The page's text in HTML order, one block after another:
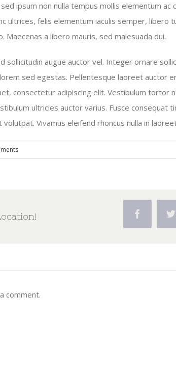
ipsum non nulla tempus mollis elementum ac
ultrices, felis elementum iaculis semper, libero
Maecenas a libero mauris, sed malesuada dui.
sollicitudin augue auctor vel. Integer ornare
sed egestas. Pellentesque laoreet auctor
consectetur adipiscing elit. Vestibulum tortor
ultricies auctor varius. Fusce consequat
volutpat. Vivamus eleifend rhoncus nulla in
Facebook
comment.